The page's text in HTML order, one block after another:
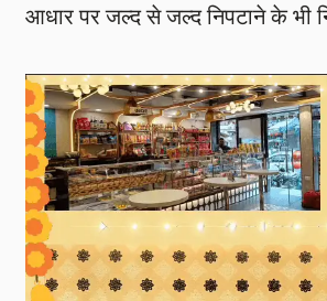
आधार पर जल्द से जल्द निपटाने के भी